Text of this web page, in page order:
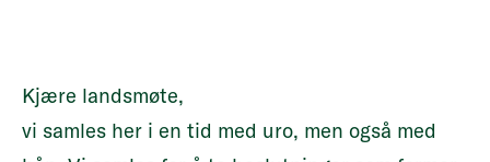
Kjære landsmøte,
vi samles her i en tid med uro, men også med